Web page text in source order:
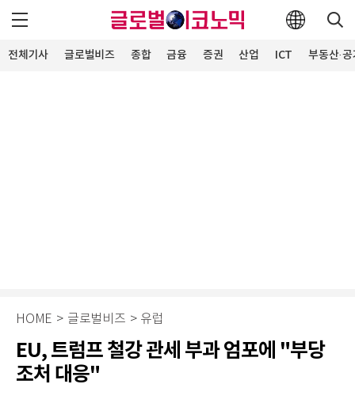
전체기사 글로벌비즈 종합 금융 증권 산업 ICT 부동산·
HOME > 글로벌비즈 > 유럽
EU, 트럼프 철강 관세 부과 엄포에 "부당
조처 대응"